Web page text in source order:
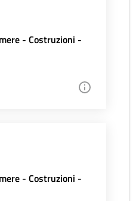
- Costruzioni -
- Costruzioni -